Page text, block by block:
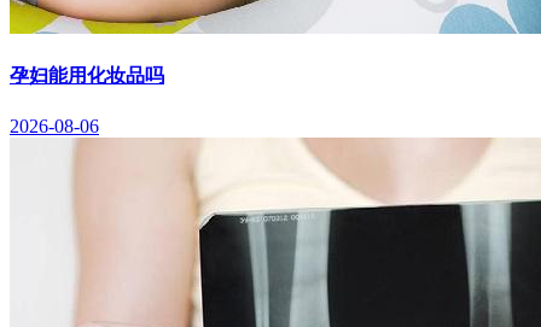
孕妇能用化妆品吗
2026-08-06